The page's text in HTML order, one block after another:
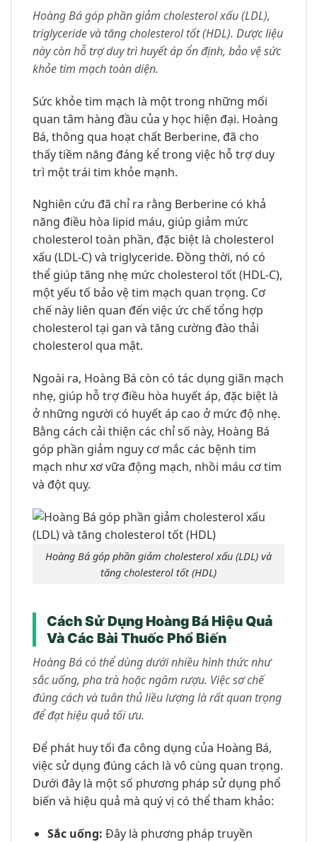
Hoàng Bá góp phần giảm cholesterol xấu (LDL),
triglyceride và tăng cholesterol tốt (HDL). Dược liệu
này còn hỗ trợ duy trì huyết áp ổn định, bảo vệ sức
khỏe tim mạch toàn diện.
Sức khỏe tim mạch là một trong những mối
quan tâm hàng đầu của y học hiện đại. Hoàng
Bá, thông qua hoạt chất Berberine, đã cho
thấy tiềm năng đáng kể trong việc hỗ trợ duy
trì một trái tim khỏe mạnh.
Nghiên cứu đã chỉ ra rằng Berberine có khả
năng điều hòa lipid máu, giúp giảm mức
cholesterol toàn phần, đặc biệt là cholesterol
xấu (LDL-C) và triglyceride. Đồng thời, nó có
thể giúp tăng nhẹ mức cholesterol tốt (HDL-C),
một yếu tố bảo vệ tim mạch quan trọng. Cơ
chế này liên quan đến việc ức chế tổng hợp
cholesterol tại gan và tăng cường đào thải
cholesterol qua mật.
Ngoài ra, Hoàng Bá còn có tác dụng giãn mạch
nhẹ, giúp hỗ trợ điều hòa huyết áp, đặc biệt là
ở những người có huyết áp cao ở mức độ nhẹ.
Bằng cách cải thiện các chỉ số này, Hoàng Bá
góp phần giảm nguy cơ mắc các bệnh tim
mạch như xơ vữa động mạch, nhồi máu cơ tim
và đột quỵ.
Hoàng Bá góp phần giảm cholesterol xấu (LDL) và
tăng cholesterol tốt (HDL)
Cách Sử Dụng Hoàng Bá Hiệu Quả
Và Các Bài Thuốc Phổ Biến
Hoàng Bá có thể dùng dưới nhiều hình thức như
sắc uống, pha trà hoặc ngâm rượu. Việc sơ chế
đúng cách và tuân thủ liều lượng là rất quan trọng
để đạt hiệu quả tối ưu.
Để phát huy tối đa công dụng của Hoàng Bá,
việc sử dụng đúng cách là vô cùng quan trọng.
Dưới đây là một số phương pháp sử dụng phổ
biến và hiệu quả mà quý vị có thể tham khảo:
Sắc uống: Đây là phương pháp truyền